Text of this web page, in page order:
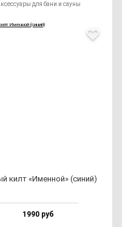
для бани и сауны
килт «Имен­ной» (си­ний)
1990 руб